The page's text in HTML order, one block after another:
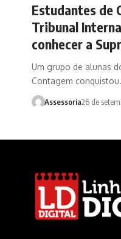
Estudantes de
Tribunal
conhecer a
Um grupo de alunas
Contagem
Assessoria26 de